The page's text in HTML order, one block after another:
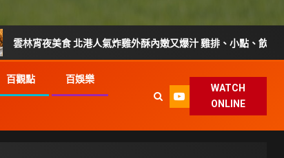
食 北港人氣炸雞外酥內嫩又爆汁 雞排、小點、飲品自由搭配
百觀點 百娛樂
WATCH
ONLINE